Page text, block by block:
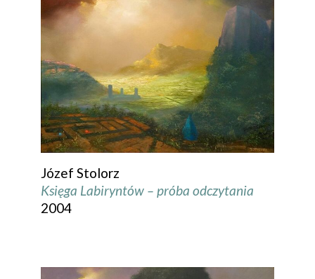
Józef Stolorz
Księga Labiryntów – próba odczytania
2004